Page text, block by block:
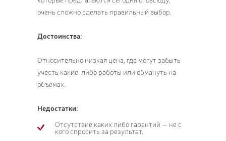
очень сложно сделать правильный выбор.
Достоинства:
Относительно низкая цена, где могут забыть
учесть какие-либо работы или обмануть на
объёмах.
Недостатки:
Отсутствие каких либо гарантий — не с
кого спросить за результат.